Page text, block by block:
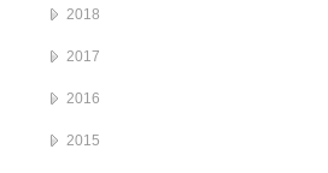
2018
2017
2016
2015